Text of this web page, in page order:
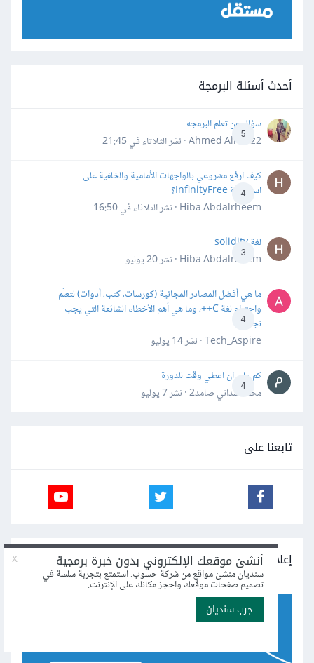
أحدث أسئلة البرمجة
5
سؤال عن تعلم البرمجه
Ahmed Alhafiz2 · نشر
الثلاثاء في 21:45
4
كيف ارفع مشروعي بالواجهات الأمامية والخلفية على
استضافة InfinityFree؟
Hiba Abdalrheem · نشر
الثلاثاء في 16:50
3
لغة solidity
Hiba Abdalrheem · نشر
20 يوليو
4
ما هي أفضل المصادر المجانية (كورسات، كتب، أدوات) لتعلّم
واحترام لغة C++، وما هي أهم الأخطاء الشائعة التي يجب
تجنبها؟
Tech_Aspire · نشر
14 يوليو
4
كم علي ان اعطي وقت للدورة
محمد سداتي صامد2 · نشر
7 يوليو
تابعنا على
إعلانات